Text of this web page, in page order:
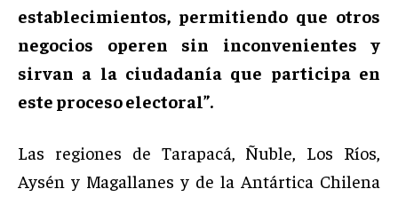
establecimientos, permitiendo que otros
negocios operen sin inconvenientes y
sirvan a la ciudadanía que participa en
este proceso electoral”.
Las regiones de Tarapacá, Ñuble, Los Ríos,
Aysén y Magallanes y de la Antártica Chilena